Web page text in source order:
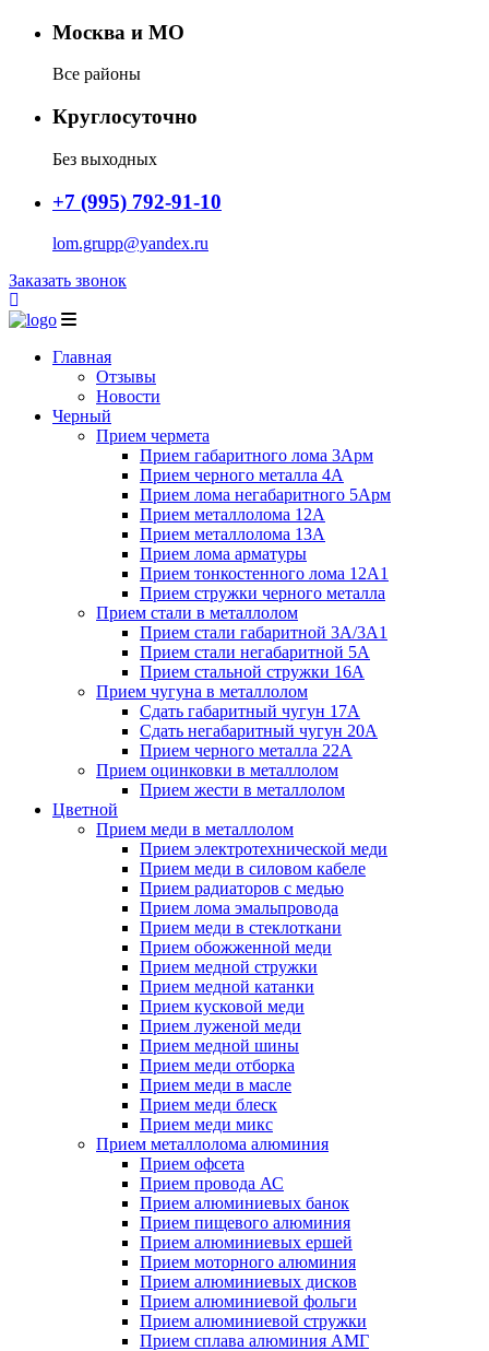
Москва и МО
Все районы
Круглосуточно
Без выходных
+7 (995) 792-91-10
lom.grupp@yandex.ru
Заказать звонок
Главная
Отзывы
Новости
Черный
Прием чермета
Прием габаритного лома 3Арм
Прием черного металла 4А
Прием лома негабаритного 5Арм
Прием металлолома 12А
Прием металлолома 13А
Прием лома арматуры
Прием тонкостенного лома 12А1
Прием стружки черного металла
Прием стали в металлолом
Прием стали габаритной 3А/3А1
Прием стали негабаритной 5А
Прием стальной стружки 16А
Прием чугуна в металлолом
Сдать габаритный чугун 17А
Сдать негабаритный чугун 20А
Прием черного металла 22А
Прием оцинковки в металлолом
Прием жести в металлолом
Цветной
Прием меди в металлолом
Прием электротехнической меди
Прием меди в силовом кабеле
Прием радиаторов с медью
Прием лома эмальпровода
Прием меди в стеклоткани
Прием обожженной меди
Прием медной стружки
Прием медной катанки
Прием кусковой меди
Прием луженой меди
Прием медной шины
Прием меди отборка
Прием меди в масле
Прием меди блеск
Прием меди микс
Прием металлолома алюминия
Прием офсета
Прием провода АС
Прием алюминиевых банок
Прием пищевого алюминия
Прием алюминиевых ершей
Прием моторного алюминия
Прием алюминиевых дисков
Прием алюминиевой фольги
Прием алюминиевой стружки
Прием сплава алюминия АМГ